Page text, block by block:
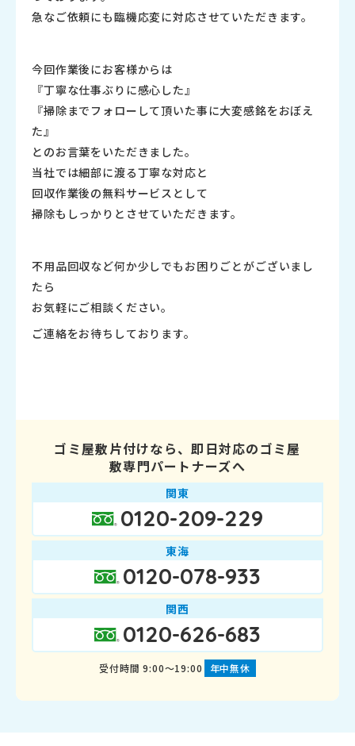
急なご依頼にも臨機応変に対応させていただきます。
今回作業後にお客様からは
『丁寧な仕事ぶりに感心した』
『掃除までフォローして頂いた事に大変感銘をおぼえ
た』
とのお言葉をいただきました。
当社では細部に渡る丁寧な対応と
回収作業後の無料サービスとして
掃除もしっかりとさせていただきます。
不用品回収など何か少しでもお困りごとがございまし
たら
お気軽にご相談ください。
ご連絡をお待ちしております。
ゴミ屋敷片付けなら、即日対応のゴミ屋
敷専門パートナーズへ
関東
0120-209-229
東海
0120-078-933
関西
0120-626-683
受付時間 9:00～19:00 年中無休